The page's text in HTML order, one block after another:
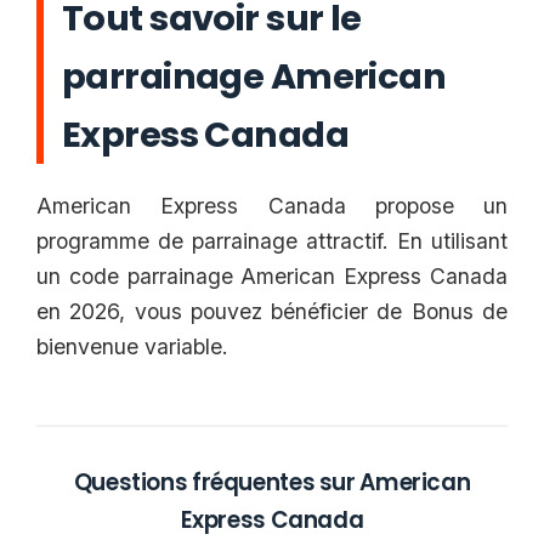
Tout savoir sur le
parrainage American
Express Canada
American Express Canada propose un
programme de parrainage attractif. En utilisant
un code parrainage American Express Canada
en 2026, vous pouvez bénéficier de Bonus de
bienvenue variable.
Questions fréquentes sur American
Express Canada